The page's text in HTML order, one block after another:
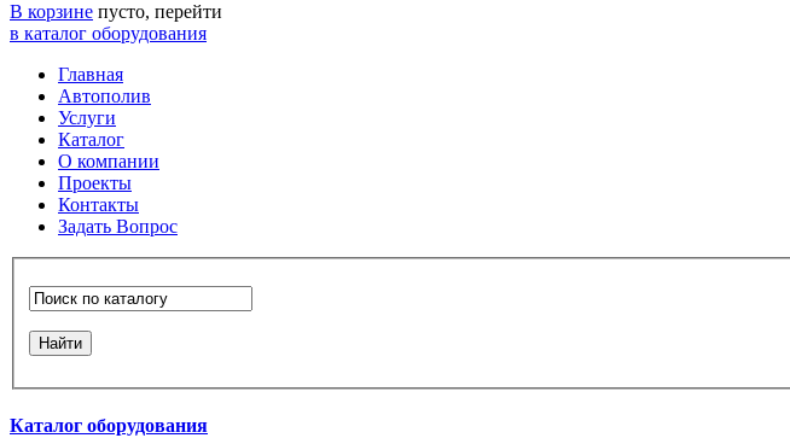
В корзине пусто, перейти
в каталог оборудования
Главная
Автополив
Услуги
Каталог
О компании
Проекты
Контакты
Задать Вопрос
Каталог оборудования